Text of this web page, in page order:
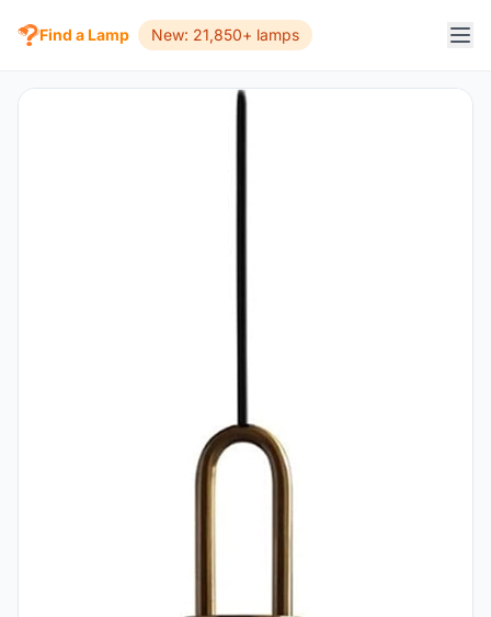
Find a Lamp New: 21,850+ lamps